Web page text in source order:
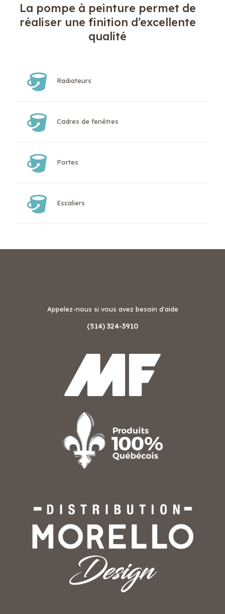
La pompe à peinture permet de
réaliser une finition d’excellente
qualité
Radiateurs
Cadres de fenêtres
Portes
Escaliers
Appelez-nous si vous avez besoin d'aide
(514) 324-3910